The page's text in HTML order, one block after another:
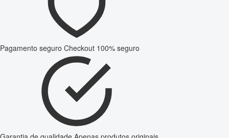
Pagamento seguro Checkout 100% seguro